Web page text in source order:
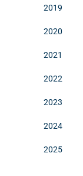
2019
2020
2021
2022
2023
2024
2025